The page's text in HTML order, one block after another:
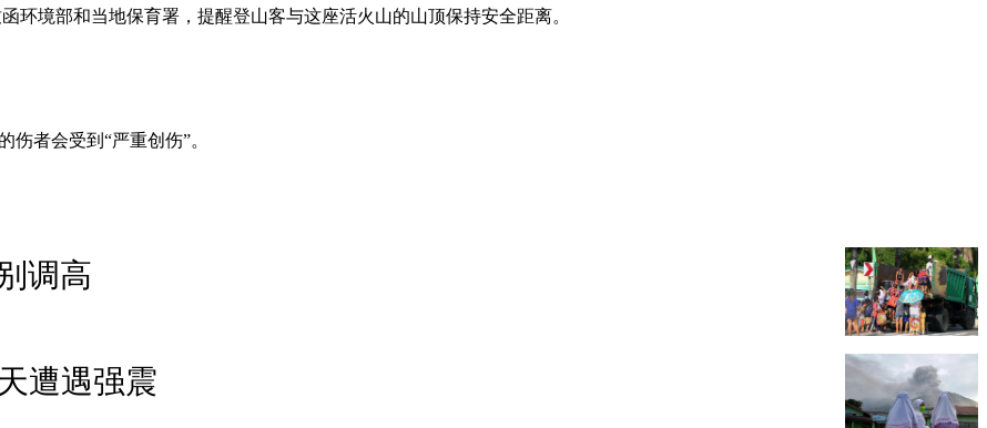
环境部和当地保育署，提醒登山客与这座活火山的山顶保持安全距离。
者会受到“严重创伤”。
调高
遭遇强震